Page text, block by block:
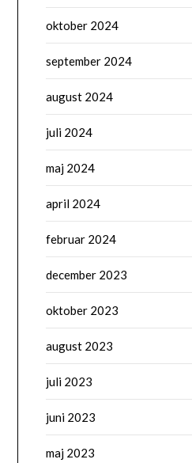
oktober 2024
september 2024
august 2024
juli 2024
maj 2024
april 2024
februar 2024
december 2023
oktober 2023
august 2023
juli 2023
juni 2023
maj 2023